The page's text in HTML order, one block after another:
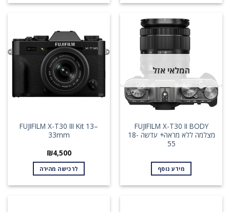
המלאי אזל
FUJIFILM X-T30 II BODY
מצלמה ללא מראהּּּ+ עדשה 18-
55
מידע נוסף
FUJIFILM X-T30 III Kit 13–
33mm
₪4,500
לרכישה מהירה